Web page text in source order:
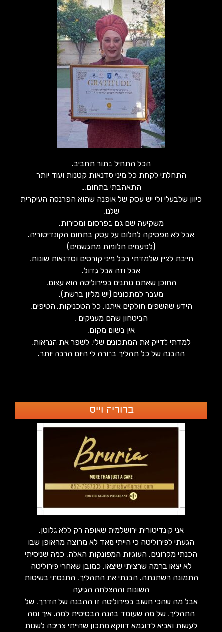
הכל התחיל בתור תחביב.
התחלתי לקחת כל מיני סדנאות קטנות ועוד יותר
התאהבתי בתחום…
כיוון שלבעלי ולי יש עסק של אופנה שהוא הפרנסה העיקרית
שלנו,
משקיעה שם גם בפרסום ומכירות.
אבל לא מפסיקה לחלום על עסק בתחום הקונדיטוריה.
(לפעמים חלומות מתגשמים)
חייבת לציין שלמדתי בכל מיני קורסים וסדנאות שונות.
אבל וזה אבל גדול.
התוכן שאתם נותנים בפירוליטה הוא עצום.
מעבר למתכונים (יש מליון ברשת).
הידע שהשפים חולקים איתנו, כל הטכניקות, הטיפים,
הביטחון שהם מעניקים .
אין בשום מקום.
למדתי לדייק את המתכונים שלי, לשפר את הנראות.
ההבנה של כל תהליך ברורה לי היום הרבה יותר.
ברוריה וייס
אני קונדיטורית ירושלמית שאופה רק ללא גלוטן.
הגעתי לפירוליטה כי הייתי מאד לא מרוצה מהאופן שבו
הכנתי מקרונים. העוגיות המפונקות האלה. כמה שניסיתי
לא יצאו ברמה שרציתי שיצאו. כמובן שאחרי פירוליטה
התמונה השתנתה. הבנתי את התהליך. התנסתי בשיטות
השונות וההצלחה הגיעה
אבל מה שהכי חשוב בפירוליטה זו ההבנה של הדרך. של
התהליך. של מה שעומד בהנה הבסיסית למה. איך ומה
לעשות ואביא לדוגמא דווקא מתכון שהייתי צריכה לשנות